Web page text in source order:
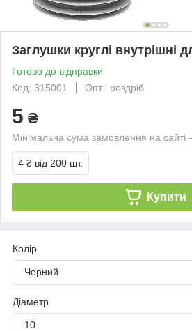
Заглушки круглі внутрішні
Готово до відправки
Код: 315001
Опт і роздріб
5 ₴
Мінімальна сума замовлення на
4 ₴ від 200 шт.
Купити
Колір
Чорний
Діаметр
10